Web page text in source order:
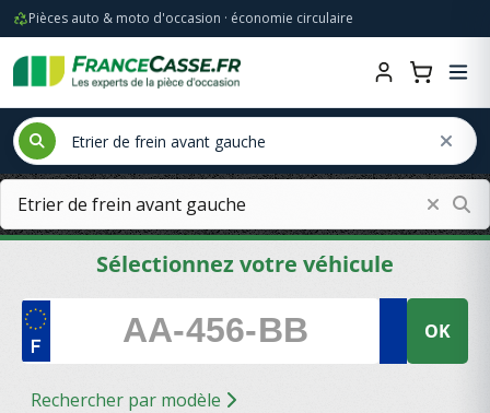
Pièces auto & moto d'occasion · économie circulaire
Sélectionnez votre véhicule
OK
Rechercher par modèle